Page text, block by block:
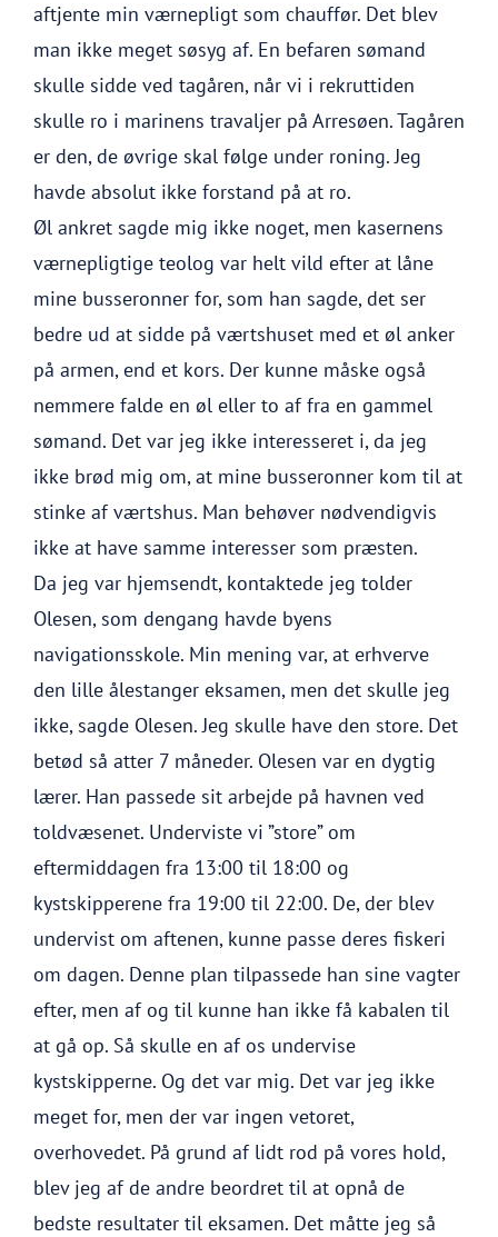
aftjente min værnepligt som chauffør. Det blev
man ikke meget søsyg af. En befaren sømand
skulle sidde ved tagåren, når vi i rekruttiden
skulle ro i marinens travaljer på Arresøen. Tagåren
er den, de øvrige skal følge under roning. Jeg
havde absolut ikke forstand på at ro.
Øl ankret sagde mig ikke noget, men kasernens
værnepligtige teolog var helt vild efter at låne
mine busseronner for, som han sagde, det ser
bedre ud at sidde på værtshuset med et øl anker
på armen, end et kors. Der kunne måske også
nemmere falde en øl eller to af fra en gammel
sømand. Det var jeg ikke interesseret i, da jeg
ikke brød mig om, at mine busseronner kom til at
stinke af værtshus. Man behøver nødvendigvis
ikke at have samme interesser som præsten.
Da jeg var hjemsendt, kontaktede jeg tolder
Olesen, som dengang havde byens
navigationsskole. Min mening var, at erhverve
den lille ålestanger eksamen, men det skulle jeg
ikke, sagde Olesen. Jeg skulle have den store. Det
betød så atter 7 måneder. Olesen var en dygtig
lærer. Han passede sit arbejde på havnen ved
toldvæsenet. Underviste vi ”store” om
eftermiddagen fra 13:00 til 18:00 og
kystskipperene fra 19:00 til 22:00. De, der blev
undervist om aftenen, kunne passe deres fiskeri
om dagen. Denne plan tilpassede han sine vagter
efter, men af og til kunne han ikke få kabalen til
at gå op. Så skulle en af os undervise
kystskipperne. Og det var mig. Det var jeg ikke
meget for, men der var ingen vetoret,
overhovedet. På grund af lidt rod på vores hold,
blev jeg af de andre beordret til at opnå de
bedste resultater til eksamen. Det måtte jeg så